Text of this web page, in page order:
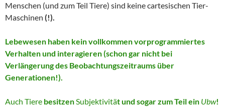
Menschen (und zum Teil Tiere) sind keine cartesischen Tier-
Maschinen (!).
Lebewesen haben kein vollkommen vorprogrammiertes
Verhalten und interagieren (schon gar nicht bei
Verlängerung des Beobachtungszeitraums über
Generationen!).
Auch Tiere besitzenSubjektivität und sogar zum Teil ein Ubw!